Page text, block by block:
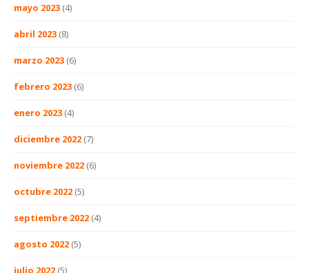
mayo 2023 (4)
abril 2023 (8)
marzo 2023 (6)
febrero 2023 (6)
enero 2023 (4)
diciembre 2022 (7)
noviembre 2022 (6)
octubre 2022 (5)
septiembre 2022 (4)
agosto 2022 (5)
julio 2022 (5)